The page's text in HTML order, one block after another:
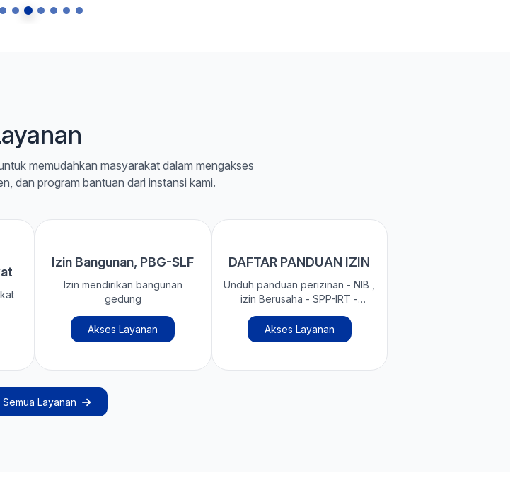
memudahkan masyarakat dalam mengakses
dan program bantuan dari instansi kami.
Izin Bangunan, PBG-SLF
Izin mendirikan bangunan
gedung
Akses Layanan
DAFTAR PANDUAN IZIN
Unduh panduan perizinan - NIB ,
izin Berusaha - SPP-IRT -
MPPDN - PASAGI
Akses Layanan
Semua Layanan